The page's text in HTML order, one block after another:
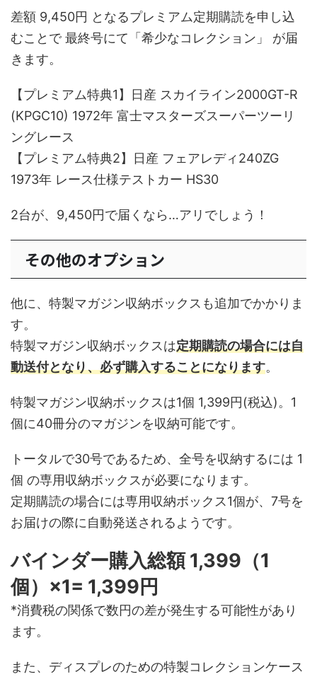
差額 9,450円 となるプレミアム定期購読を申し込
むことで 最終号にて「希少なコレクション」 が届
きます。
【プレミアム特典1】日産 スカイライン2000GT-R
(KPGC10) 1972年 富士マスターズスーパーツーリ
ングレース
【プレミアム特典2】日産 フェアレディ240ZG
1973年 レース仕様テストカー HS30
2台が、9,450円で届くなら…アリでしょう！
その他のオプション
他に、特製マガジン収納ボックスも追加でかかりま
す。
特製マガジン収納ボックスは定期購読の場合には自
動送付となり、必ず購入することになります。
特製マガジン収納ボックスは1個 1,399円(税込)。1
個に40冊分のマガジンを収納可能です。
トータルで30号であるため、全号を収納するには 1
個 の専用収納ボックスが必要になります。
定期購読の場合には専用収納ボックス1個が、7号を
お届けの際に自動発送されるようです。
バインダー購入総額 1,399（1
個）×1= 1,399円
*消費税の関係で数円の差が発生する可能性があり
ます。
また、ディスプレのための特製コレクションケース